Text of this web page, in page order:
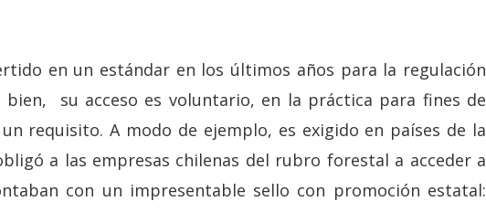
en un estándar en los últimos años para la regulación
su acceso es voluntario, en la práctica para fines de
requisito. A modo de ejemplo, es exigido en países de la
a las empresas chilenas del rubro forestal a acceder a
con un impresentable sello con promoción estatal: